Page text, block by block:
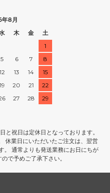
8月
木 金
土
1
5 6 7
8
12 13 14
15
19 20 21
22
27 28
29
と祝日は定休日となっております。
休業日にいただいたご注文は、翌営
。 通常よりも発送業務にお日にちが
で予めご了承下さい。